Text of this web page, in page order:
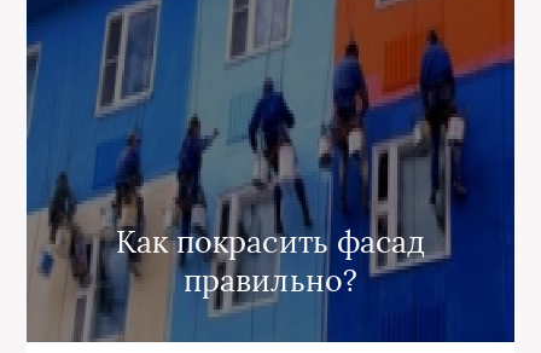
Как покрасить фасад
правильно?